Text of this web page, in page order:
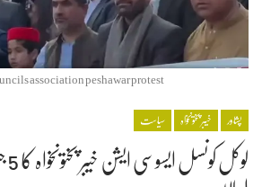
association peshawar protest
پشاور خیبر پختونخواہ سیاست